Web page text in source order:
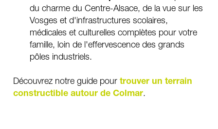
du charme du Centre-Alsace, de la vue sur les
Vosges et d'infrastructures scolaires,
médicales et culturelles complètes pour votre
famille, loin de l'effervescence des grands
pôles industriels.
Découvrez notre guide pour trouver un terrain
constructible autour de Colmar.